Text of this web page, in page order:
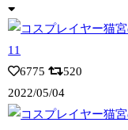
6775
520
2022/05/04